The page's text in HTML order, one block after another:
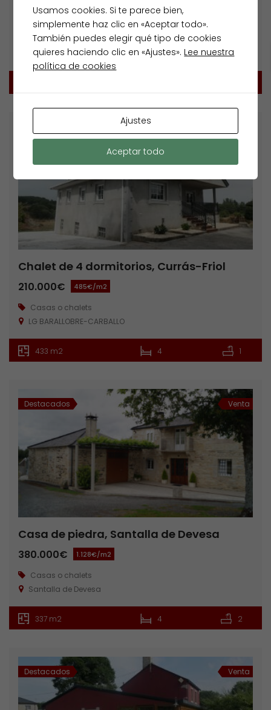
Devesa
149.000€ 1.355€/m2
Casas o chalets
Santalla de Devesa
Destacados Venta
Chalet de 4 dormitorios, Currás-Friol
210.000€ 485€/m2
Casas o chalets
LG BARALLOBRE-CARBALLO
433 m2 4 1
Destacados Venta
Casa de piedra, Santalla de Devesa
380.000€ 1.128€/m2
Casas o chalets
Santalla de Devesa
337 m2 4 2
Destacados Venta
Usamos cookies. Si te parece bien,
simplemente haz clic en «Aceptar todo».
También puedes elegir qué tipo de cookies
quieres haciendo clic en «Ajustes». Lee nuestra
política de cookies
Ajustes
Aceptar todo